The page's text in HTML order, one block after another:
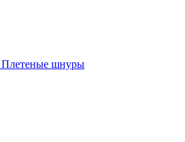
Плетеные шнуры